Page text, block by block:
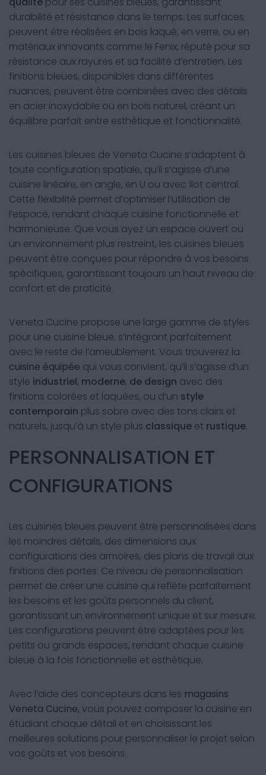
durabilité et résistance dans le temps. Les surfaces
peuvent être réalisées en bois laqué, en verre, ou en
matériaux innovants comme le Fenix, réputé pour sa
résistance aux rayures et sa facilité d’entretien. Les
finitions bleues, disponibles dans différentes
nuances, peuvent être combinées avec des détails
en acier inoxydable ou en bois naturel, créant un
équilibre parfait entre esthétique et fonctionnalité.
Les cuisines bleues de Veneta Cucine s’adaptent à
toute configuration spatiale, qu’il s’agisse d’une
cuisine linéaire, en angle, en U ou avec îlot central.
Cette flexibilité permet d’optimiser l’utilisation de
l’espace, rendant chaque cuisine fonctionnelle et
harmonieuse. Que vous ayez un espace ouvert ou
un environnement plus restreint, les cuisines bleues
peuvent être conçues pour répondre à vos besoins
spécifiques, garantissant toujours un haut niveau de
confort et de praticité.
Veneta Cucine propose une large gamme de styles
pour une cuisine bleue, s’intégrant parfaitement
avec le reste de l’ameublement. Vous trouverez la
cuisine équipée qui vous convient, qu’il s’agisse d’un
style industriel, moderne, de design avec des
finitions colorées et laquées, ou d’un style
contemporain plus sobre avec des tons clairs et
naturels, jusqu’à un style plus classique et rustique.
PERSONNALISATION ET
CONFIGURATIONS
Les cuisines bleues peuvent être personnalisées dans
les moindres détails, des dimensions aux
configurations des armoires, des plans de travail aux
finitions des portes. Ce niveau de personnalisation
permet de créer une cuisine qui reflète parfaitement
les besoins et les goûts personnels du client,
garantissant un environnement unique et sur mesure.
Les configurations peuvent être adaptées pour les
petits ou grands espaces, rendant chaque cuisine
bleue à la fois fonctionnelle et esthétique.
Avec l’aide des concepteurs dans les magasins
Veneta Cucine, vous pouvez composer la cuisine en
étudiant chaque détail et en choisissant les
meilleures solutions pour personnaliser le projet selon
vos goûts et vos besoins.